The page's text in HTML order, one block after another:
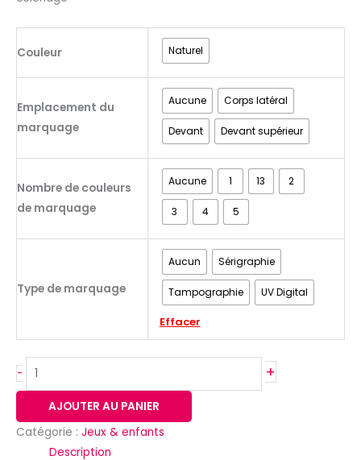
Couleur Naturel
Emplacement du
marquage
Aucune Corps latéral
Devant Devant supérieur
Nombre de couleurs
de marquage
Aucune 1 13 2
3 4 5
Type de marquage
Aucun Sérigraphie
Tampographie UV Digital
Effacer
- +
AJOUTER AU PANIER
Catégorie : Jeux & enfants
Description